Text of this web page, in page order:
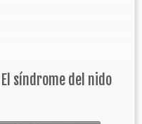
síndrome del nido